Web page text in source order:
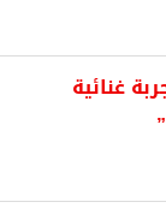
غنائية